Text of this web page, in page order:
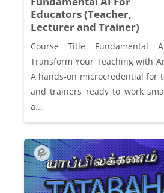
Educators (Teacher,
Lecturer and Trainer)
Course Title Fundamental
Transform Your Teaching with
A hands-on microcredential for
and trainers ready to work
a...